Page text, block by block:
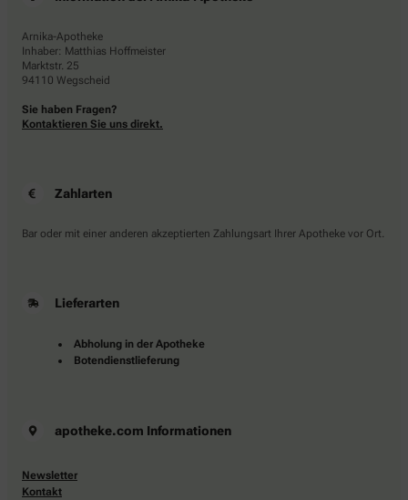
Arnika-Apotheke
Inhaber: Matthias Hoffmeister
Marktstr. 25
94110 Wegscheid
Sie haben Fragen?
Kontaktieren Sie uns direkt.
Zahlarten
Bar oder mit einer anderen akzeptierten Zahlungsart Ihrer Apotheke vor Ort.
Lieferarten
Abholung in der Apotheke
Botendienstlieferung
apotheke.com Informationen
Newsletter
Kontakt